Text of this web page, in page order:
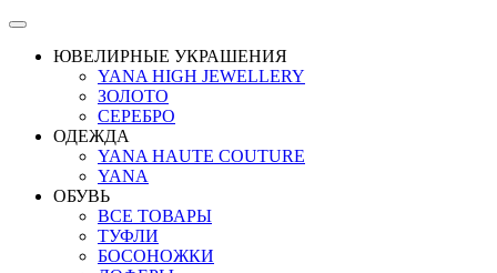
ЮВЕЛИРНЫЕ УКРАШЕНИЯ
YANA HIGH JEWELLERY
ЗОЛОТО
СЕРЕБРО
ОДЕЖДА
YANA HAUTE COUTURE
YANA
ОБУВЬ
ВСЕ ТОВАРЫ
ТУФЛИ
БОСОНОЖКИ